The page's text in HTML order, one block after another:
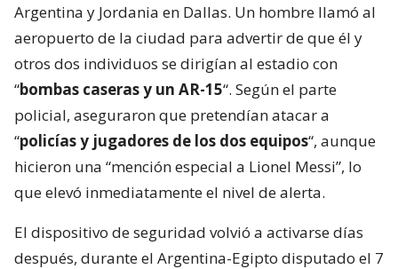
Argentina y Jordania en Dallas. Un hombre llamó al
aeropuerto de la ciudad para advertir de que él y
otros dos individuos se dirigían al estadio con
“bombas caseras y un AR-15“. Según el parte
policial, aseguraron que pretendían atacar a
“policías y jugadores de los dos equipos“, aunque
hicieron una “mención especial a Lionel Messi”, lo
que elevó inmediatamente el nivel de alerta.
El dispositivo de seguridad volvió a activarse días
después, durante el Argentina-Egipto disputado el 7